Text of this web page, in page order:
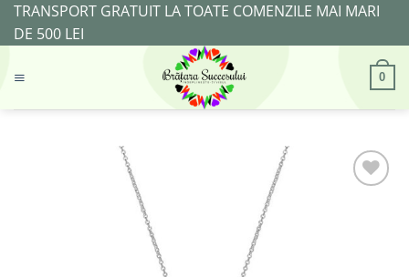
SkipTRANSPORT GRATUIT LA TOATE COMENZILE MAI MARI
DE 500 LEI
0